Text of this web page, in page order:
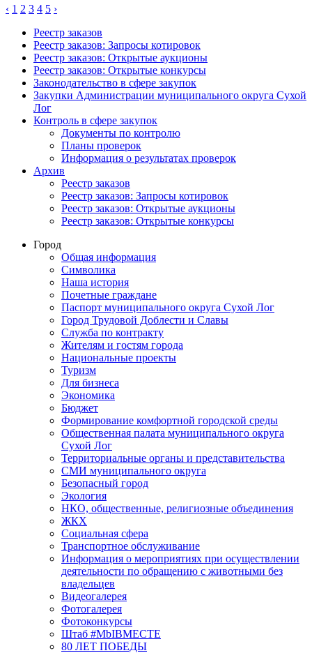
‹ 1 2 3 4 5 ›
Реестр заказов
Реестр заказов: Запросы котировок
Реестр заказов: Открытые аукционы
Реестр заказов: Открытые конкурсы
Законодательство в сфере закупок
Закупки Администрации муниципального округа Сухой
Лог
Контроль в сфере закупок
Документы по контролю
Планы проверок
Информация о результатах проверок
Архив
Реестр заказов
Реестр заказов: Запросы котировок
Реестр заказов: Открытые аукционы
Реестр заказов: Открытые конкурсы
Город
Общая информация
Символика
Наша история
Почетные граждане
Паспорт муниципального округа Сухой Лог
Город Трудовой Доблести и Славы
Служба по контракту
Жителям и гостям города
Национальные проекты
Туризм
Для бизнеса
Экономика
Бюджет
Формирование комфортной городской среды
Общественная палата муниципального округа
Сухой Лог
Территориальные органы и представительства
СМИ муниципального округа
Безопасный город
Экология
НКО, общественные, религиозные объединения
ЖКХ
Социальная сфера
Транспортное обслуживание
Информация о мероприятиях при осуществлении
деятельности по обращению с животными без
владельцев
Видеогалерея
Фотогалерея
Фотоконкурсы
Штаб #MbIBMECTE
80 ЛЕТ ПОБЕДЫ